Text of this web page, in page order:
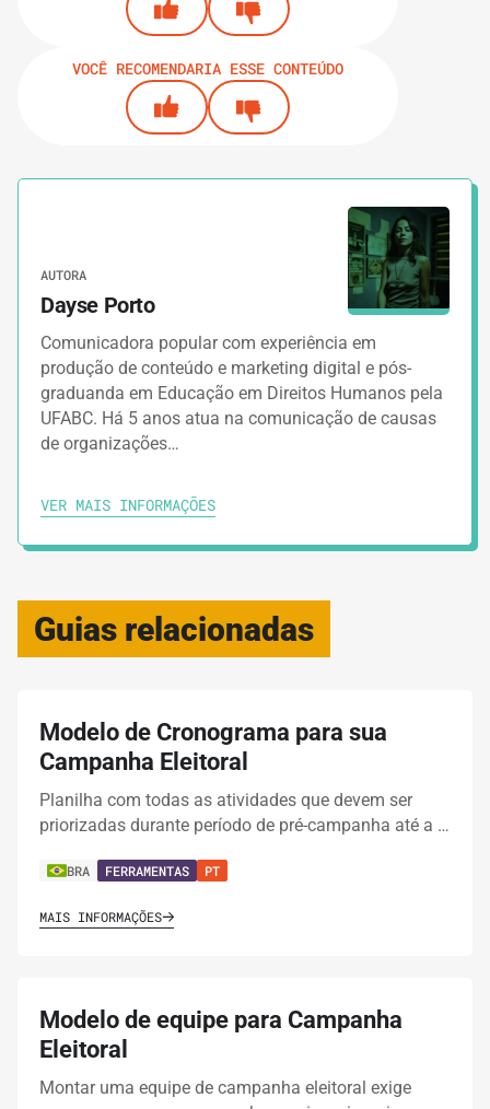
VOCÊ RECOMENDARIA ESSE CONTEÚDO
AUTORA
Dayse Porto
Comunicadora popular com experiência em
produção de conteúdo e marketing digital e pós-
graduanda em Educação em Direitos Humanos pela
UFABC. Há 5 anos atua na comunicação de causas
de organizações…
VER MAIS INFORMAÇÕES
Guias relacionadas
Modelo de Cronograma para sua
Campanha Eleitoral
Planilha com todas as atividades que devem ser
priorizadas durante período de pré-campanha até a …
BRA FERRAMENTAS PT
MAIS INFORMAÇÕES
Modelo de equipe para Campanha
Eleitoral
Montar uma equipe de campanha eleitoral exige